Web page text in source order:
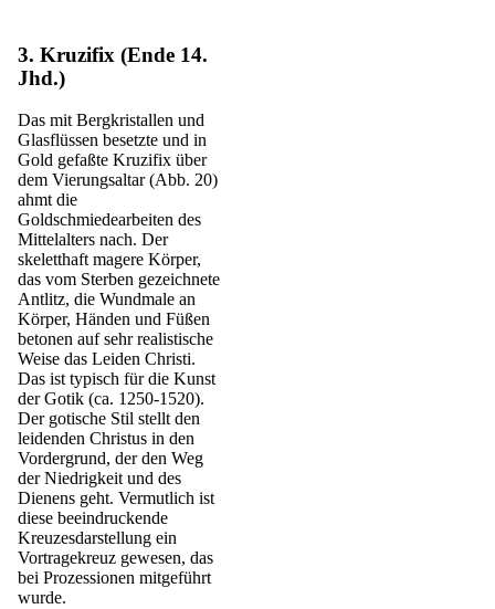
3. Kruzifix (Ende 14.
Jhd.)
Das mit Bergkristallen und
Glasflüssen besetzte und in
Gold gefaßte Kruzifix über
dem Vierungsaltar (Abb. 20)
ahmt die
Goldschmiedearbeiten des
Mittelalters nach. Der
skeletthaft magere Körper,
das vom Sterben gezeichnete
Antlitz, die Wundmale an
Körper, Händen und Füßen
betonen auf sehr realistische
Weise das Leiden Christi.
Das ist typisch für die Kunst
der Gotik (ca. 1250-1520).
Der gotische Stil stellt den
leidenden Christus in den
Vordergrund, der den Weg
der Niedrigkeit und des
Dienens geht. Vermutlich ist
diese beeindruckende
Kreuzesdarstellung ein
Vortragekreuz gewesen, das
bei Prozessionen mitgeführt
wurde.